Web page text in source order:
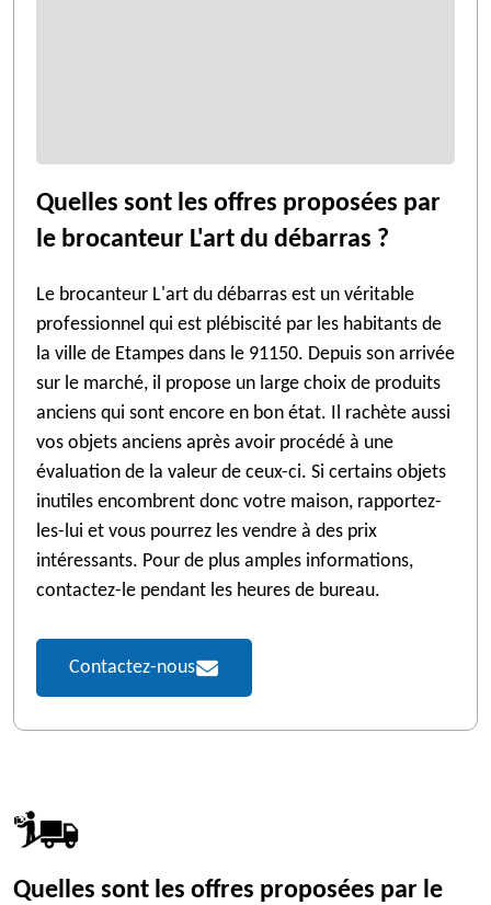
Quelles sont les offres proposées par
le brocanteur L'art du débarras ?
Le brocanteur L'art du débarras est un véritable
professionnel qui est plébiscité par les habitants de
la ville de Etampes dans le 91150. Depuis son arrivée
sur le marché, il propose un large choix de produits
anciens qui sont encore en bon état. Il rachète aussi
vos objets anciens après avoir procédé à une
évaluation de la valeur de ceux-ci. Si certains objets
inutiles encombrent donc votre maison, rapportez-
les-lui et vous pourrez les vendre à des prix
intéressants. Pour de plus amples informations,
contactez-le pendant les heures de bureau.
Contactez-nous
Quelles sont les offres proposées par le